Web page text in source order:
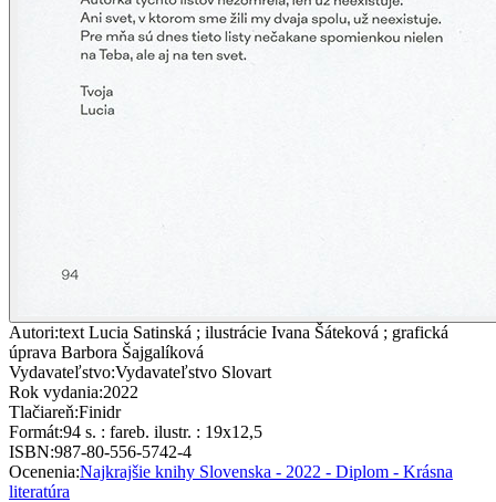
Autori:text Lucia Satinská ; ilustrácie Ivana Šáteková ; grafická
úprava Barbora Šajgalíková
Vydavateľstvo:Vydavateľstvo Slovart
Rok vydania:2022
Tlačiareň:Finidr
Formát:94 s. : fareb. ilustr. : 19x12,5
ISBN:987-80-556-5742-4
Ocenenia:Najkrajšie knihy Slovenska - 2022 - Diplom - Krásna
literatúra